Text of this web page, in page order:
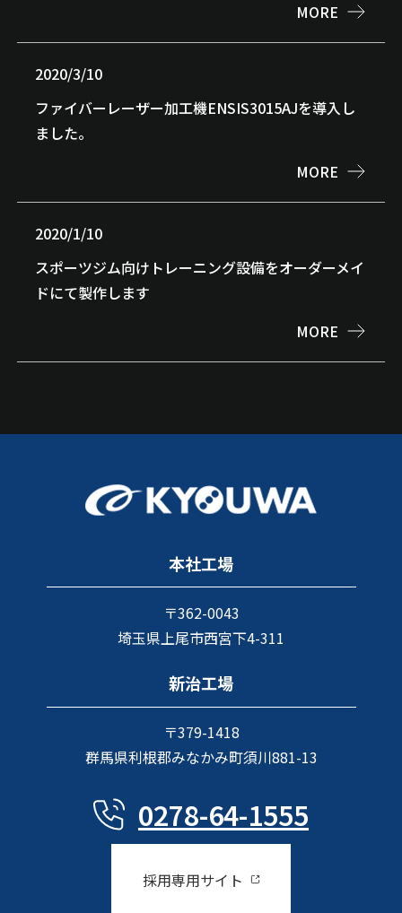
MORE
2020/3/10
ファイバーレーザー加工機ENSIS3015AJを導入し
ました。
MORE
2020/1/10
スポーツジム向けトレーニング設備をオーダーメイ
ドにて製作します
MORE
本社工場
〒362-0043
埼玉県上尾市西宮下4-311
新治工場
〒379-1418
群馬県利根郡みなかみ町須川881-13
0278-64-1555
採用専用サイト